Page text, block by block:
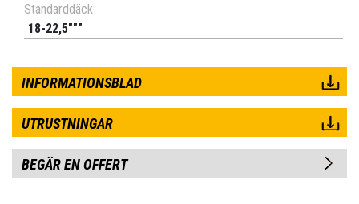
Standarddäck
18-22,5"""
INFORMATIONSBLAD
UTRUSTNINGAR
BEGÄR EN OFFERT